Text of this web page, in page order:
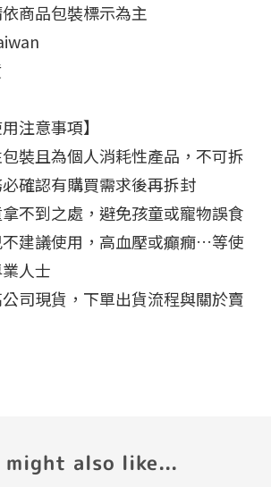
依商品包裝標示為主
注意事項】
裝且為個人消耗性產品，不可拆
確認有購買需求後再拆封
不到之處，避免孩童或寵物誤食
建議使用，高血壓或癲癇…等使
人士
司現貨，下單出貨流程與關於賣
might also like...